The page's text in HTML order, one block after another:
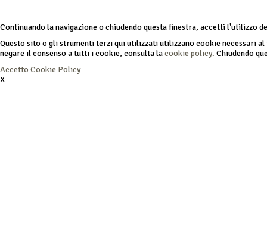
Continuando la navigazione o chiudendo questa finestra, accetti l'utilizzo
Questo sito o gli strumenti terzi qui utilizzati utilizzano cookie necessari
negare il consenso a tutti i cookie, consulta lacookie policy. Chiudendo
Accetto Cookie Policy
X